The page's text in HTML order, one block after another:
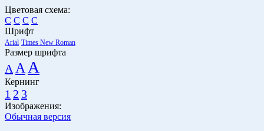
Цветовая схема:
C C C C
Шрифт
Arial Times New Roman
Размер шрифта
A A A
Кернинг
1 2 3
Изображения:
Обычная версия